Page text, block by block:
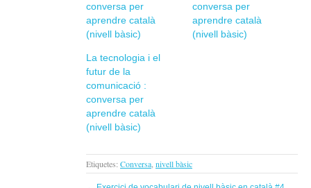
conversa per
aprendre català
(nivell bàsic)
conversa per
aprendre català
(nivell bàsic)
La tecnologia i el
futur de la
comunicació :
conversa per
aprendre català
(nivell bàsic)
Etiquetes: Conversa nivell bàsic